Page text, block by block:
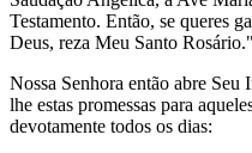
Testamento. Então, se queres
Deus, reza Meu Santo Rosário."
Nossa Senhora então abre
lhe estas promessas para
devotamente todos os dias: